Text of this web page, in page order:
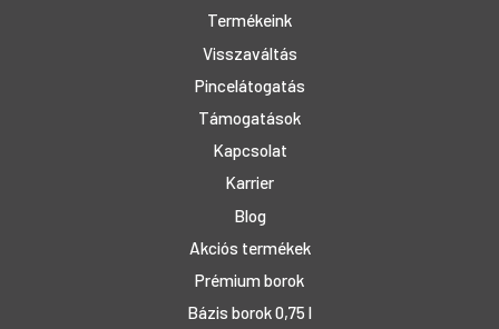
Termékeink
Visszaváltás
Pincelátogatás
Támogatások
Kapcsolat
Karrier
Blog
Akciós termékek
Prémium borok
Bázis borok 0,75 l